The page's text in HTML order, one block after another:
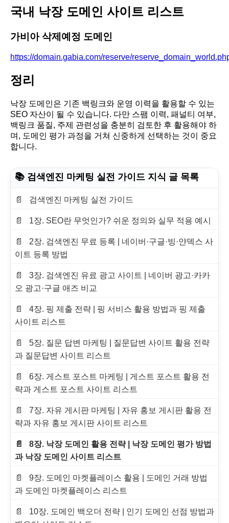
국내 낙장 도메인 사이트 리스트
가비아 삭제예정 도메인
https://domain.gabia.com/reserve/
정리
낙장 도메인은 기존 백링크와 운영 이력을 활용할 수 있는
SEO 자산이 될 수 있습니다. 다만 스팸 이력, 패널티 여부,
백링크 품질, 주제 관련성을 충분히 검토한 후 활용해야 하
며, 도메인 평가 과정을 거쳐 신중하게 선택하는 것이 중요
합니다.
📚 검색엔진 마케팅 실전 가이드 지식 글 목록
검색엔진 마케팅 실전 가이드
1장. SEO란 무엇인가? 쉬운 정의와 실무 적용 예시
2장. 검색엔진 무료 등록 | 네이버·구글·빙·얀덱스 사
이트 등록 방법
3장. 검색엔진 유료 광고 사이트 | 네이버 광고·카카
오 광고·구글 애즈 비교
4장. 핑 제출 전략 | 핑 서비스 활용 방법과 핑 제출
사이트 리스트
5장. 질문 답변 마케팅 | 질문답변 사이트 활용 전략
과 질문답변 사이트 리스트
6장. 게스트 포스트 마케팅 | 게스트 포스트 활용 전
략과 게스트 포스트 사이트 리스트
7장. 자유 게시판 마케팅 | 자유 홍보 게시판 활용 전
략과 자유 홍보 게시판 사이트 리스트
8장. 낙장 도메인 활용 전략 | 낙장 도메인 평가 방법
과 낙장 도메인 사이트 리스트
9장. 도메인 마켓플레이스 활용 | 도메인 거래 방법
과 도메인 마켓플레이스 리스트
10장. 도메인 백오더 전략 | 인기 도메인 선점 방법과